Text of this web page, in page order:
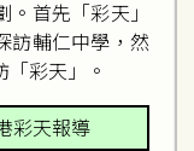
首先「彩天」
訪輔仁中學，然
彩天」。
彩天報導